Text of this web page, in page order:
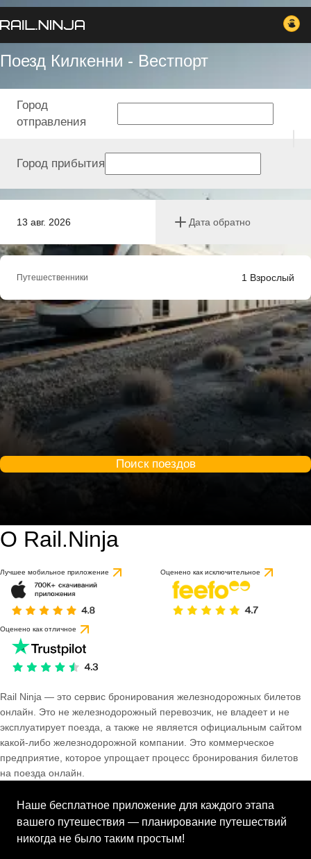
Поезд Килкенни - Вестпорт
13 авг. 2026 Дата обратно
Город
отправления
Город прибытия
Путешественники 1 Взрослый
Поиск поездов
О Rail.Ninja
Лучшее мобильное приложение Оценено как исключительное
Оценено как отличное
Rail Ninja — это сервис бронирования железнодорожных билетов
онлайн. Это не железнодорожный перевозчик, не владеет и не
эксплуатирует поезда, а также не является официальным сайтом
какой-либо железнодорожной компании. Это коммерческое
предприятие, которое упрощает процесс бронирования билетов
на поезда онлайн.
Наше бесплатное приложение для каждого этапа
вашего путешествия — планирование путешествий
никогда не было таким простым!